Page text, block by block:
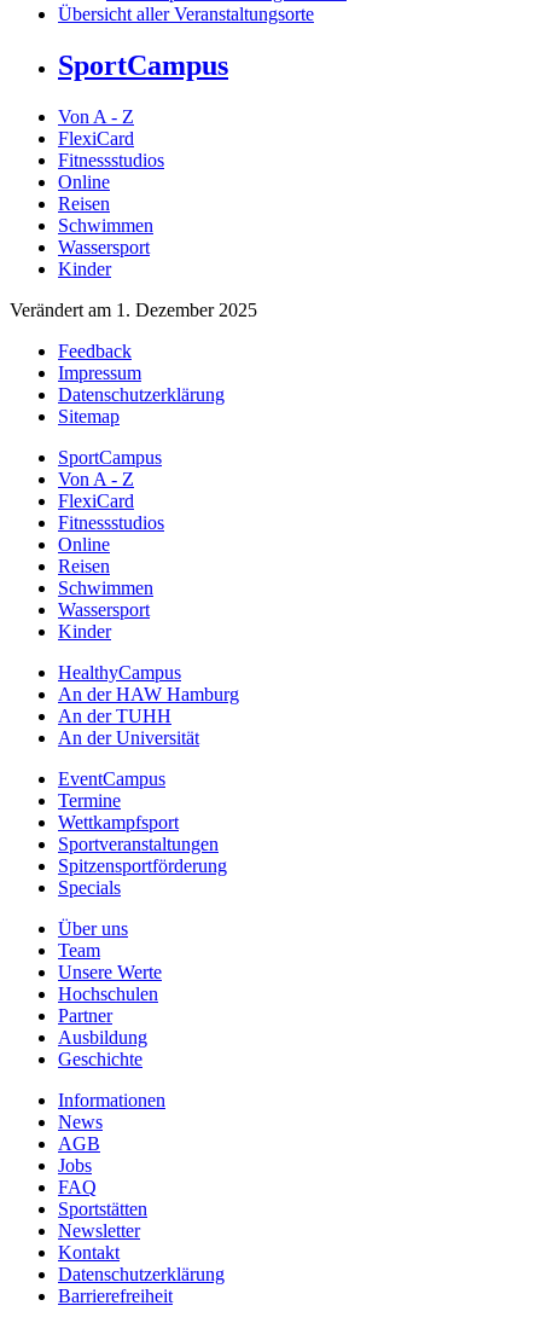
Übersicht aller Veranstaltungsorte
SportCampus
Von A - Z
FlexiCard
Fitnessstudios
Online
Reisen
Schwimmen
Wassersport
Kinder
Verändert am 1. Dezember 2025
Feedback
Impressum
Datenschutzerklärung
Sitemap
SportCampus
Von A - Z
FlexiCard
Fitnessstudios
Online
Reisen
Schwimmen
Wassersport
Kinder
HealthyCampus
An der HAW Hamburg
An der TUHH
An der Universität
EventCampus
Termine
Wettkampfsport
Sportveranstaltungen
Spitzensportförderung
Specials
Über uns
Team
Unsere Werte
Hochschulen
Partner
Ausbildung
Geschichte
Informationen
News
AGB
Jobs
FAQ
Sportstätten
Newsletter
Kontakt
Datenschutzerklärung
Barrierefreiheit